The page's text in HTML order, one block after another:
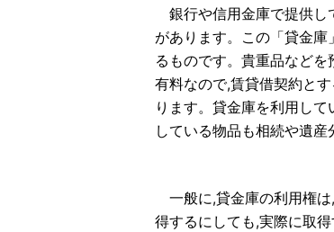
銀行や信用金庫で提供し
があります。この「貸金
るものです。貴重品などを
有料なので,賃貸借契約と
ります。貸金庫を利用し
している物品も相続や遺産
一般に,貸金庫の利用権は
得するにしても,実際に取